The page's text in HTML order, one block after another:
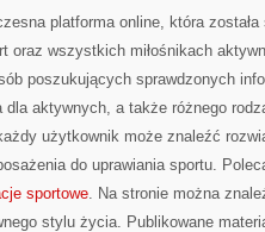
platforma online, która
oraz wszystkich miłośnikach
poszukujących sprawdzonych
dla aktywnych, a także różnego
użytkownik może znaleźć
do uprawiania sportu.
sportowe. Na stronie można
stylu życia. Publikowane